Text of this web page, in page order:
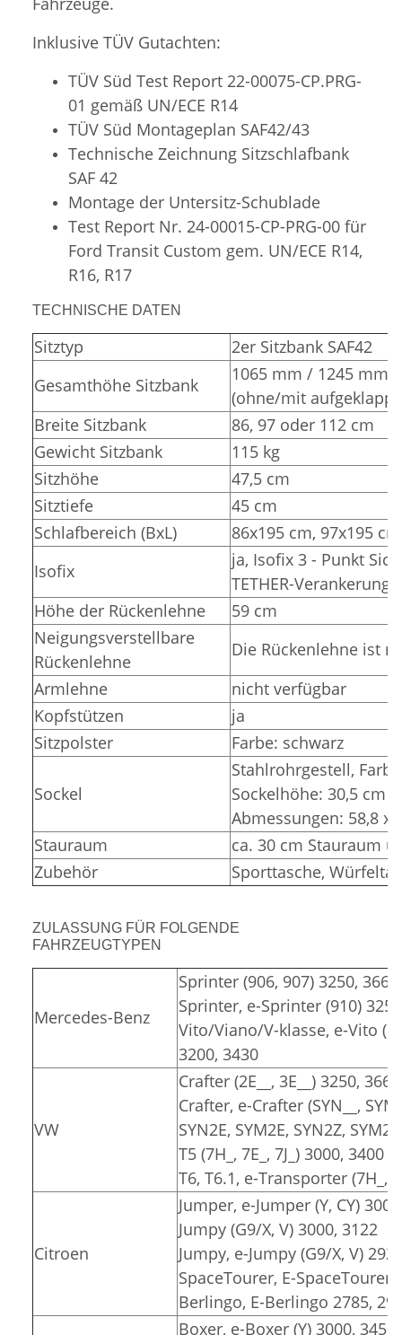
Inklusive TÜV Gutachten:
TÜV Süd Test Report 22-00075-CP.PRG-
01 gemäß UN/ECE R14
TÜV Süd Montageplan SAF42/43
Technische Zeichnung Sitzschlafbank
SAF 42
Montage der Untersitz-Schublade
Test Report Nr. 24-00015-CP-PRG-00 für
Ford Transit Custom gem. UN/ECE R14,
R16, R17
TECHNISCHE DATEN
Sitztyp
2er Sitzbank SAF42
Gesamthöhe Sitzbank
1065 mm / 1245 mm
(ohne/mit
Breite Sitzbank
86, 97 oder 112 cm
Gewicht Sitzbank
115 kg
Sitzhöhe
47,5 cm
Sitztiefe
45 cm
Schlafbereich (BxL)
86x195 cm, 97x195
Isofix
ja, Isofix 3 - Punkt
TETHER-
Höhe der Rückenlehne
59 cm
Neigungsverstellbare
Rückenlehne
Die Rückenlehne ist
Armlehne
nicht verfügbar
Kopfstützen
ja
Sitzpolster
Farbe: schwarz
Sockel
Stahlrohrgestell,
Sockelhöhe: 30,5 cm
Abmessungen: 58,8 x
Stauraum
ca. 30 cm Stauraum
Zubehör
Sporttasche,
ZULASSUNG FÜR FOLGENDE
FAHRZEUGTYPEN
Mercedes-Benz
Sprinter (906, 907) 3250,
Sprinter, e-Sprinter (910)
Vito/Viano/V-klasse, e-Vito
3200, 3430
VW
Crafter (2E__, 3E__) 3250,
Crafter, e-Crafter (SYN__,
SYN2E, SYM2E, SYN2Z,
T5 (7H_, 7E_, 7J_) 3000, 3400
T6, T6.1, e-Transporter (7H_,
Citroen
Jumper, e-Jumper (Y, CY)
Jumpy (G9/X, V) 3000, 3122
Jumpy, e-Jumpy (G9/X, V)
SpaceTourer, E-SpaceTourer
Berlingo, E-Berlingo 2785,
Boxer, e-Boxer (Y) 3000,